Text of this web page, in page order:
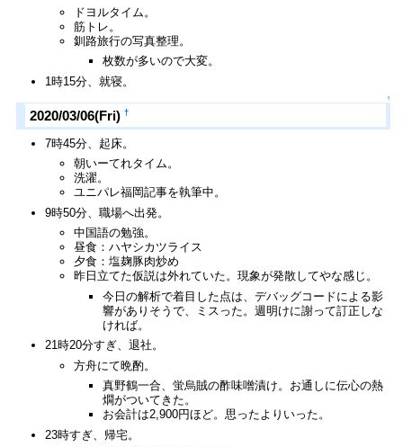
ドヨルタイム。
筋トレ。
釧路旅行の写真整理。
枚数が多いので大変。
1時15分、就寝。
↑
2020/03/06(Fri) †
7時45分、起床。
朝いーてれタイム。
洗濯。
ユニパレ福岡記事を執筆中。
9時50分、職場へ出発。
中国語の勉強。
昼食：ハヤシカツライス
夕食：塩麹豚肉炒め
昨日立てた仮説は外れていた。現象が発散してやな感じ。
今日の解析で着目した点は、デバッグコードによる影
響がありそうで、ミスった。週明けに謝って訂正しな
ければ。
21時20分すぎ、退社。
方舟にて晩酌。
真野鶴一合、蛍烏賊の酢味噌漬け。お通しに伝心の熱
燗がついてきた。
お会計は2,900円ほど。思ったよりいった。
23時すぎ、帰宅。